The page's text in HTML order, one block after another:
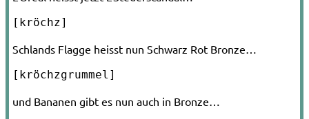
[kröchz]
Schlands Flagge heisst nun Schwarz Rot Bronze…
[kröchzgrummel]
und Bananen gibt es nun auch in Bronze…